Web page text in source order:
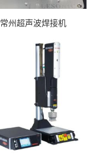
常州超声波焊接机